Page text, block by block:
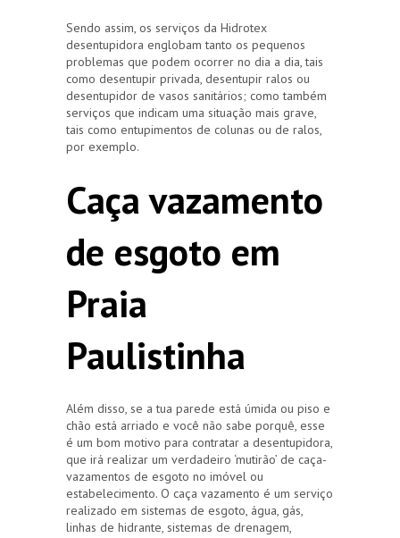
Sendo assim, os serviços da Hidrotex
desentupidora englobam tanto os pequenos
problemas que podem ocorrer no dia a dia, tais
como desentupir privada, desentupir ralos ou
desentupidor de vasos sanitários; como também
serviços que indicam uma situação mais grave,
tais como entupimentos de colunas ou de ralos,
por exemplo.
Caça vazamento
de esgoto em
Praia
Paulistinha
Além disso, se a tua parede está úmida ou piso e
chão está arriado e você não sabe porquê, esse
é um bom motivo para contratar a desentupidora,
que irá realizar um verdadeiro ‘mutirão’ de caça-
vazamentos de esgoto no imóvel ou
estabelecimento. O caça vazamento é um serviço
realizado em sistemas de esgoto, água, gás,
linhas de hidrante, sistemas de drenagem,